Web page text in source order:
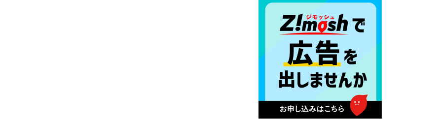
盆期間の営業時間のお知らせ
2026年7月17日 バス経路検索
のご利用案内
2026年7月10日 台湾伝統音楽
団体 「北埔八音団・楽善軒」
公演開催のお知らせ
ンディング型ふるさと納税の
実施について